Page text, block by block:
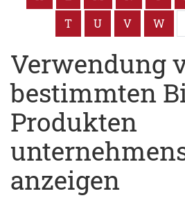
T
U V W
Verwendung
bestimmten
Produkten
anzeigen